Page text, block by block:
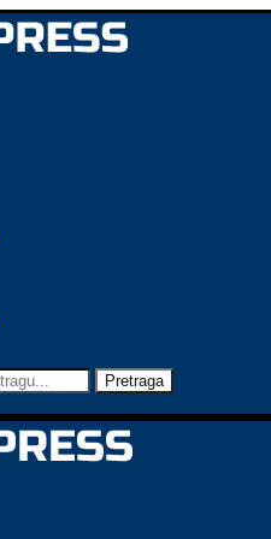
Pretraga